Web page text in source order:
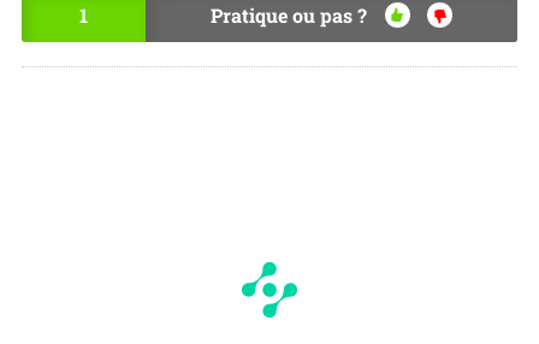
1 Pratique ou pas ?
OU
I
NO